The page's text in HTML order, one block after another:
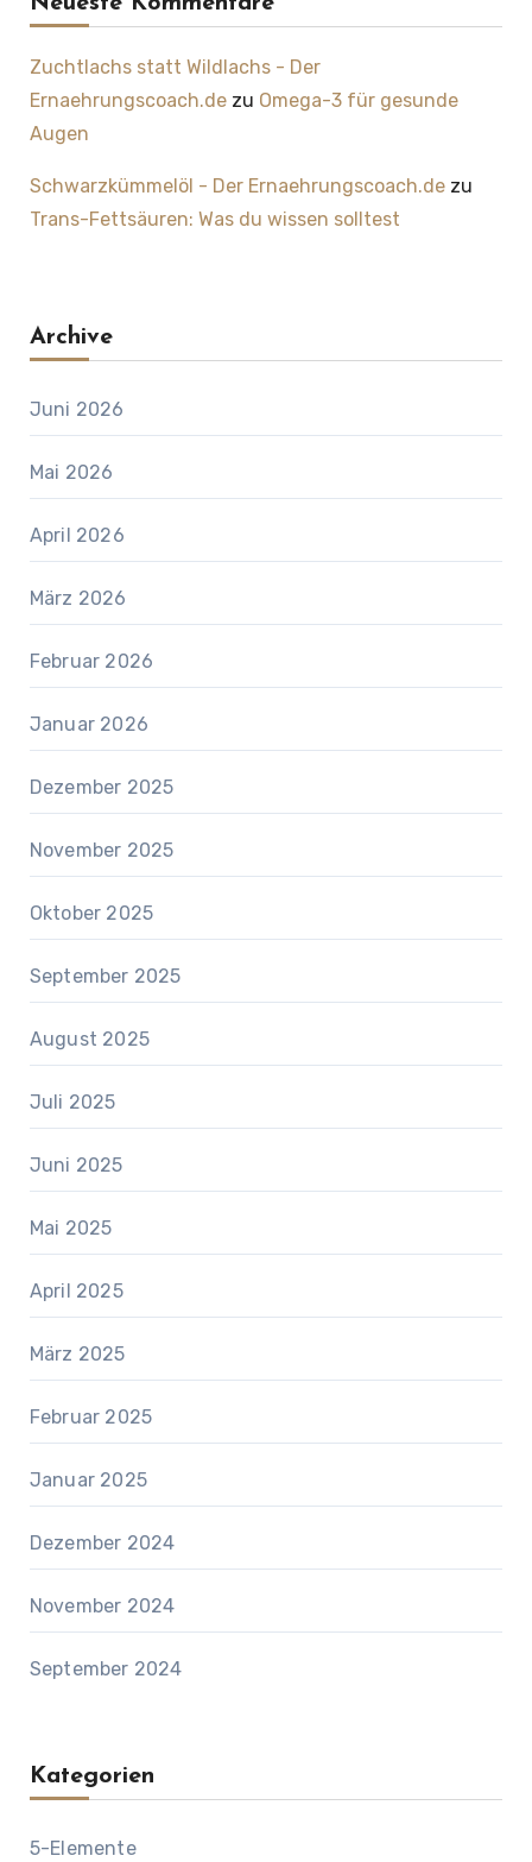
Zuchtlachs statt Wildlachs - Der
Ernaehrungscoach.dezu Omega-3 für gesunde
Augen
Schwarzkümmelöl - Der Ernaehrungscoach.dezu
Trans-Fettsäuren: Was du wissen solltest
Archive
Juni 2026
Mai 2026
April 2026
März 2026
Februar 2026
Januar 2026
Dezember 2025
November 2025
Oktober 2025
September 2025
August 2025
Juli 2025
Juni 2025
Mai 2025
April 2025
März 2025
Februar 2025
Januar 2025
Dezember 2024
November 2024
September 2024
Kategorien
5-Elemente